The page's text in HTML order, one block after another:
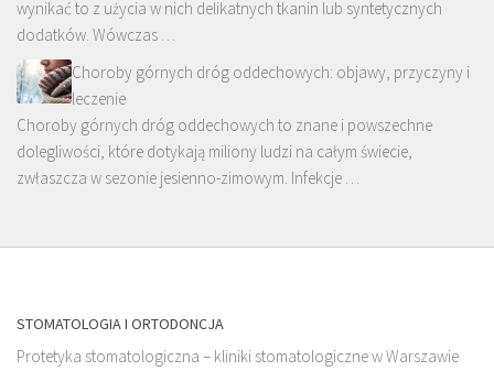
wynikać to z użycia w nich delikatnych tkanin lub syntetycznych
dodatków. Wówczas …
Choroby górnych dróg oddechowych: objawy, przyczyny i
leczenie
Choroby górnych dróg oddechowych to znane i powszechne
dolegliwości, które dotykają miliony ludzi na całym świecie,
zwłaszcza w sezonie jesienno-zimowym. Infekcje …
STOMATOLOGIA I ORTODONCJA
Protetyka stomatologiczna – kliniki stomatologiczne w Warszawie